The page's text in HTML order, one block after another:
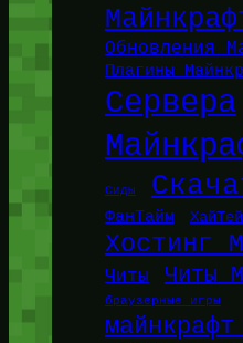
Обновления
Плагины
Сервера
Сиды
ФанТайм
Хостинг
Читы Читы
браузерные игры